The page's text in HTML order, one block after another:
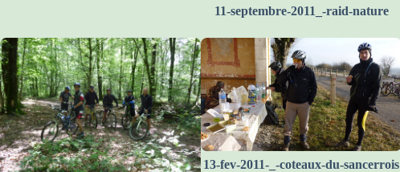
11-septembre-2011_-raid-nature
13-fev-2011-_-coteaux-du-sancerrois